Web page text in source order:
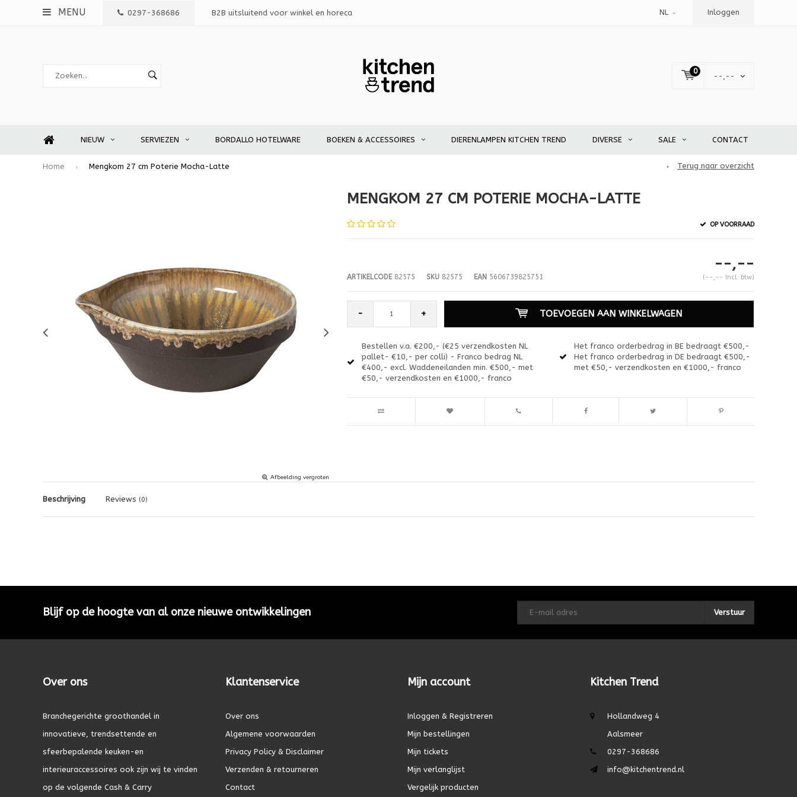
MENU 0297-368686 B2B uitsluitend voor winkel en horeca NL Inloggen
0
--,--
NIEUW SERVIEZEN BORDALLO HOTELWARE BOEKEN & ACCESSOIRES DIERENLAMPEN KITCHEN TREND DIVERSE SALE CONTACT
Home Mengkom 27 cm Poterie Mocha-Latte Terug naar overzicht
Afbeelding vergroten
MENGKOM 27 CM POTERIE MOCHA-LATTE
OP VOORRAAD
ARTIKELCODE82575 SKU82575 EAN5606739825751
--,--
(--,-- Incl. btw)
- + TOEVOEGEN AAN WINKELWAGEN
Bestellen v.a. €200,- (€25 verzendkosten NL
pallet- €10,- per colli) - Franco bedrag NL
€400,- excl. Waddeneilanden min. €500,- met
€50,- verzendkosten en €1000,- franco
Het franco orderbedrag in BE bedraagt €500,-
Het franco orderbedrag in DE bedraagt €500,-
met €50,- verzendkosten en €1000,- franco
Beschrijving Reviews (0)
Blijf op de hoogte van al onze nieuwe ontwikkelingen Verstuur
Over ons
Branchegerichte groothandel in
innovatieve, trendsettende en
sfeerbepalende keuken-en
interieuraccessoires ook zijn wij te vinden
op de volgende Cash & Carry
Klantenservice
Over ons
Algemene voorwaarden
Privacy Policy & Disclaimer
Verzenden & retourneren
Contact
Mijn account
Inloggen & Registreren
Mijn bestellingen
Mijn tickets
Mijn verlanglijst
Vergelijk producten
Kitchen Trend
Hollandweg 4
Aalsmeer
0297-368686
info@kitchentrend.nl